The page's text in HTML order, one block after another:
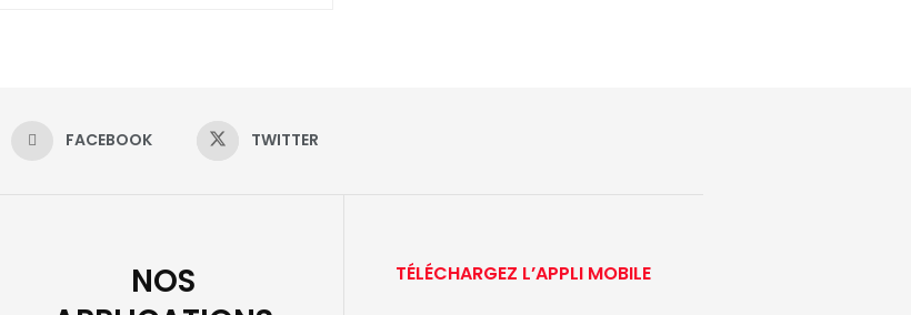
FACEBOOK TWITTER
NOS
TÉLÉCHARGEZ L’APPLI MOBILE